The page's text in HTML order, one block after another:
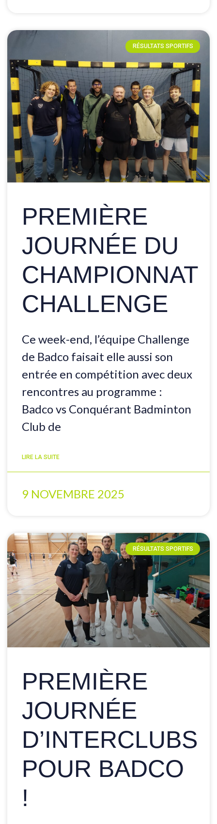
RÉSULTATS SPORTIFS
PREMIÈRE
JOURNÉE DU
CHAMPIONNAT
CHALLENGE
Ce week-end, l’équipe Challenge
de Badco faisait elle aussi son
entrée en compétition avec deux
rencontres au programme :
Badco vs Conquérant Badminton
Club de
LIRE LA SUITE
9 NOVEMBRE 2025
RÉSULTATS SPORTIFS
PREMIÈRE
JOURNÉE
D’INTERCLUBS
POUR BADCO
!